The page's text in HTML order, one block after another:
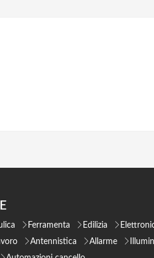
Ferramenta Edilizia
Antennistica Allarme